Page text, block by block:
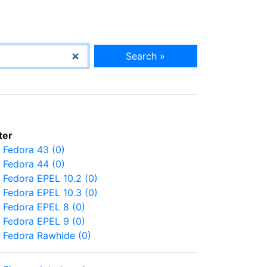
Search »
Fedora 43 (0)
Fedora 44 (0)
Fedora EPEL 10.2 (0)
Fedora EPEL 10.3 (0)
Fedora EPEL 8 (0)
Fedora EPEL 9 (0)
Fedora Rawhide (0)